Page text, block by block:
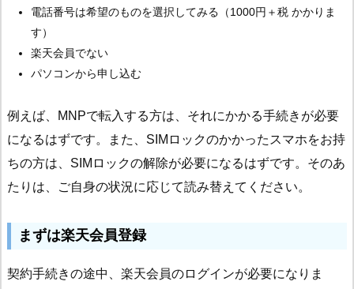
電話番号は希望のものを選択してみる（1000円＋税 かかりま
す）
楽天会員でない
パソコンから申し込む
例えば、MNPで転入する方は、それにかかる手続きが必要
になるはずです。また、SIMロックのかかったスマホをお持
ちの方は、SIMロックの解除が必要になるはずです。そのあ
たりは、ご自身の状況に応じて読み替えてください。
まずは楽天会員登録
契約手続きの途中、楽天会員のログインが必要になりま